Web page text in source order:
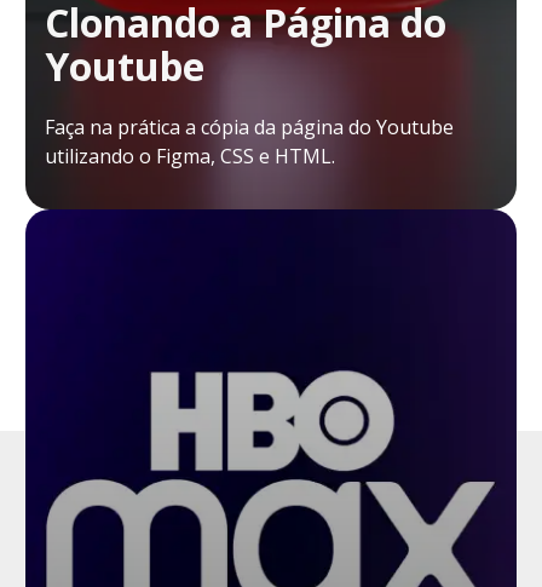
Clonando a Página do
Youtube
Faça na prática a cópia da página do Youtube
utilizando o Figma, CSS e HTML.